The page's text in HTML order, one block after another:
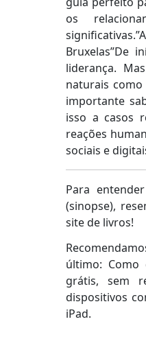
os
Bruxelas”De
liderança.
naturais
importante
isso a casos
reações
sociais e
Para
(sinopse),
site de livros!
último: Como
grátis, sem
dispositivos
iPad.